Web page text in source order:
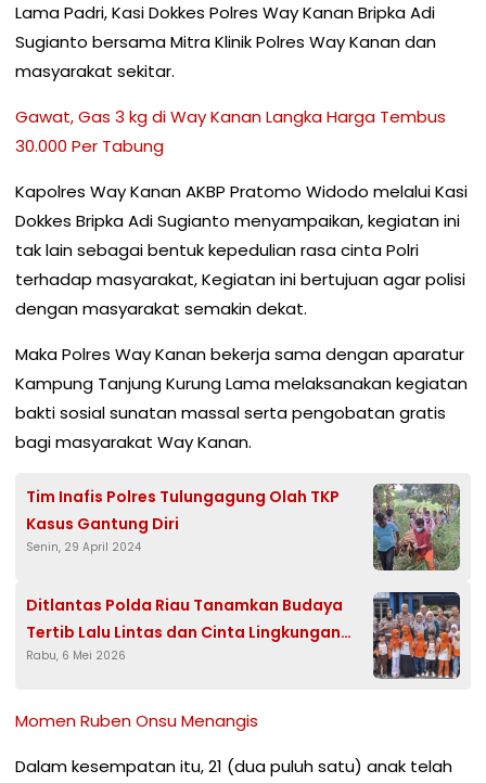
Lama Padri, Kasi Dokkes Polres Way Kanan Bripka Adi
Sugianto bersama Mitra Klinik Polres Way Kanan dan
masyarakat sekitar.
Gawat, Gas 3 kg di Way Kanan Langka Harga Tembus
30.000 Per Tabung
Kapolres Way Kanan AKBP Pratomo Widodo melalui Kasi
Dokkes Bripka Adi Sugianto menyampaikan, kegiatan ini
tak lain sebagai bentuk kepedulian rasa cinta Polri
terhadap masyarakat, Kegiatan ini bertujuan agar polisi
dengan masyarakat semakin dekat.
Maka Polres Way Kanan bekerja sama dengan aparatur
Kampung Tanjung Kurung Lama melaksanakan kegiatan
bakti sosial sunatan massal serta pengobatan gratis
bagi masyarakat Way Kanan.
Tim Inafis Polres Tulungagung Olah TKP
Kasus Gantung Diri
Senin, 29 April 2024
Ditlantas Polda Riau Tanamkan Budaya
Tertib Lalu Lintas dan Cinta Lingkungan
Sejak Usia Dini
Rabu, 6 Mei 2026
Momen Ruben Onsu Menangis
Dalam kesempatan itu, 21 (dua puluh satu) anak telah